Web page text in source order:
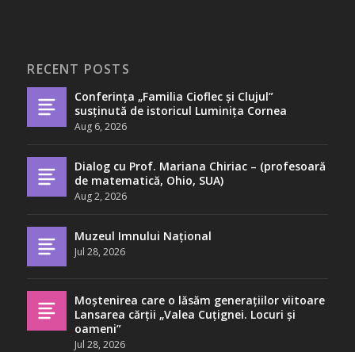
RECENT POSTS
Conferința „Familia Cioflec și Clujul”
susținută de istoricul Luminița Cornea
Aug 6, 2026
Dialog cu Prof. Mariana Chiriac – (profesoară
de matematică, Ohio, SUA)
Aug 2, 2026
Muzeul Imnului Național
Jul 28, 2026
Moștenirea care o lăsăm generațiilor viitoare
Lansarea cărții „Valea Cuțignei. Locuri și
oameni”
Jul 28, 2026